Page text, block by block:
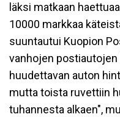
läksi matkaan
10000 markkaa
suuntautui Kuopion
vanhojen
huudettavan auton
mutta toista ruvettiin
tuhannesta alkaen",